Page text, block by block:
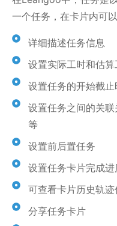
一个任务，在卡片内可以
详细描述任务信息
设置实际工时和估算
设置任务的开始截
设置任务之间的关
等
设置前后置任务
设置任务卡片完成进
可查看卡片历史轨迹
分享任务卡片